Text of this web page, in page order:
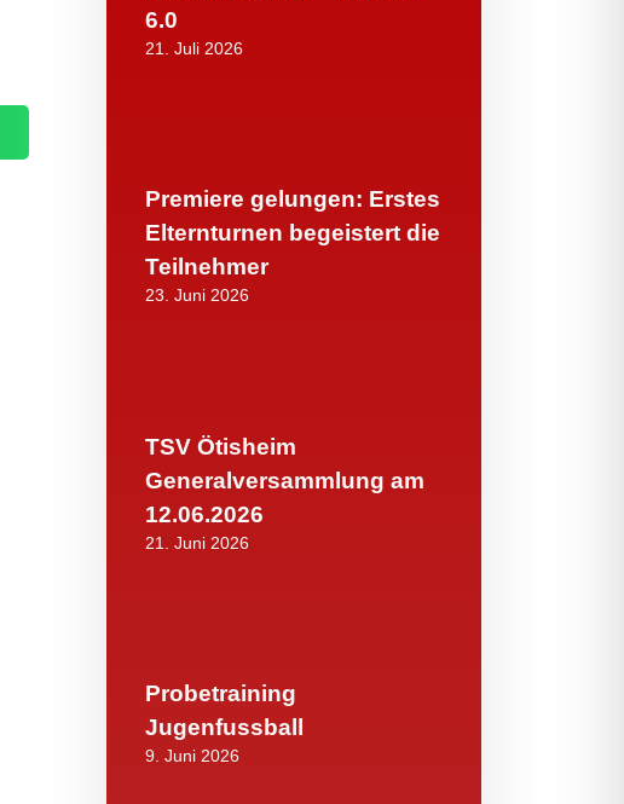
6.0
21. Juli 2026
Premiere gelungen: Erstes
Elternturnen begeistert die
Teilnehmer
23. Juni 2026
TSV Ötisheim
Generalversammlung am
12.06.2026
21. Juni 2026
Probetraining
Jugenfussball
9. Juni 2026